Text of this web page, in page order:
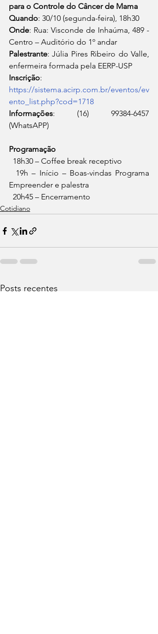
para o Controle do Câncer de Mama
Quando: 30/10 (segunda-feira), 18h30
Onde: Rua: Visconde de Inhaúma, 489 -
Centro – Auditório do 1º andar
Palestrante: Júlia Pires Ribeiro do Valle,
enfermeira formada pela EERP-USP
Inscrição
https://sistema.acirp.com.br/eventos/ev
ento_list.php?cod=1718
Informações: (16) 99384-6457
(WhatsAPP)
Programação
  18h30 – Coffee break receptivo
Empreender e palestra
  20h45 – Encerramento
Cotidiano
Posts recentes